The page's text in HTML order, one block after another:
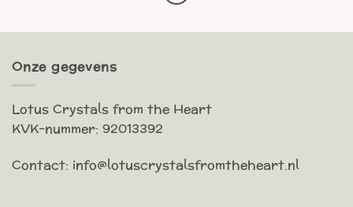
Onze gegevens
Lotus Crystals from the Heart
KVK-nummer: 92013392
Contact: info@lotuscrystalsfromtheheart.nl